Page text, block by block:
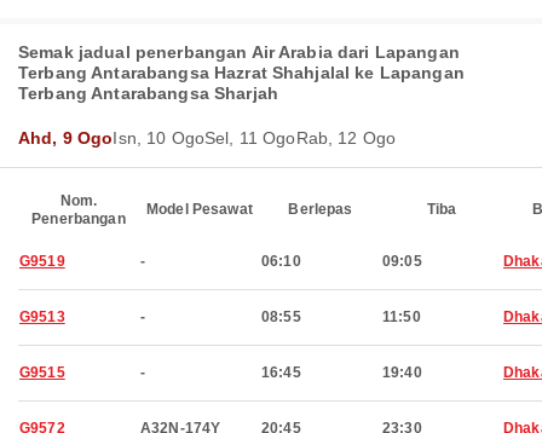
Semak jadual penerbangan Air Arabia dari Lapangan
Terbang Antarabangsa Hazrat Shahjalal ke Lapangan
Terbang Antarabangsa Sharjah
Ahd, 9 OgoIsn, 10 OgoSel, 11 OgoRab, 12 Ogo
Nom.
Penerbangan
Model Pesawat Berlepas Tiba
G9519 - 06:10 09:05
G9513 - 08:55 11:50
G9515 - 16:45 19:40
G9572 A32N-174Y 20:45 23:30